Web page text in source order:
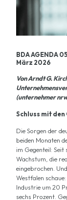
BDA AGENDA
März 2026
Von Arndt G.
(unternehmer
Schluss mit
Die Sorgen der
beiden Monaten
im Gegenteil: Seit
Wachstum, die
eingebrochen.
Westfalen
Industrie um 20
sechs Prozent.